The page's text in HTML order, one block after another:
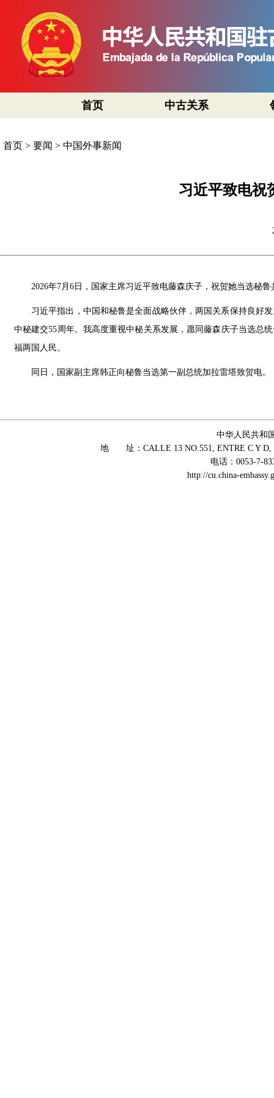
首页 中古关系
首页 > 要闻 > 中国外事新闻
习近平致电祝
2026年7月6日，国家主席习近平致电藤森庆子，祝贺她当选秘鲁
习近平指出，中国和秘鲁是全面战略伙伴，两国关系保持良好
中秘建交55周年。我高度重视中秘关系发展，愿同藤森庆子当选总
福两国人民。
同日，国家副主席韩正向秘鲁当选第一副总统加拉雷塔致贺电。
中华人民共和
地 址：CALLE 13 NO.551, ENTRE C Y D,
电话：0053-7-
http://cu.china-